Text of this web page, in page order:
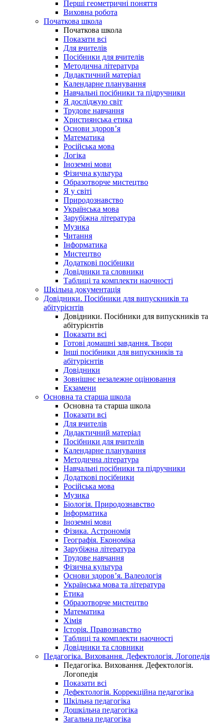
Перші геометричні поняття
Виховна робота
Початкова школа
Початкова школа
Показати всі
Для вчителів
Посібники для вчителів
Методична література
Дидактичний матеріал
Календарне планування
Навчальні посібники та підручники
Я досліджую світ
Трудове навчання
Християнська етика
Основи здоров’я
Математика
Російська мова
Логіка
Іноземні мови
Фізична культура
Образотворче мистецтво
Я у світі
Природознавство
Українська мова
Зарубіжна література
Музика
Читання
Інформатика
Мистецтво
Додаткові посібники
Довідники та словники
Таблиці та комплекти наочності
Шкільна документація
Довідники. Посібники для випускників та
абітурієнтів
Довідники. Посібники для випускників та
абітурієнтів
Показати всі
Готові домашні завдання. Твори
Інші посібники для випускників та
абітурієнтів
Довідники
Зовнішнє незалежне оцінювання
Екзамени
Основна та старша школа
Основна та старша школа
Показати всі
Для вчителів
Дидактичний матеріал
Посібники для вчителів
Календарне планування
Методична література
Навчальні посібники та підручники
Додаткові посібники
Російська мова
Музика
Біологія. Природознавство
Інформатика
Іноземні мови
Фізика. Астрономія
Географія. Економіка
Зарубіжна література
Трудове навчання
Фізична культура
Основи здоров’я. Валеологія
Українська мова та література
Етика
Образотворче мистецтво
Математика
Хімія
Історія. Правознавство
Таблиці та комплекти наочності
Довідники та словники
Педагогіка. Виховання. Дефектологія. Логопедія
Педагогіка. Виховання. Дефектологія.
Логопедія
Показати всі
Дефектологія. Коррекційна педагогіка
Шкільна педагогіка
Дошкільна педагогіка
Загальна педагогіка